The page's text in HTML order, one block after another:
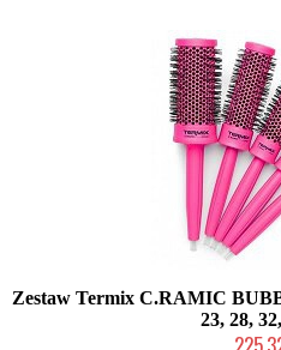
Zestaw Termix C.RAMIC
23, 28,